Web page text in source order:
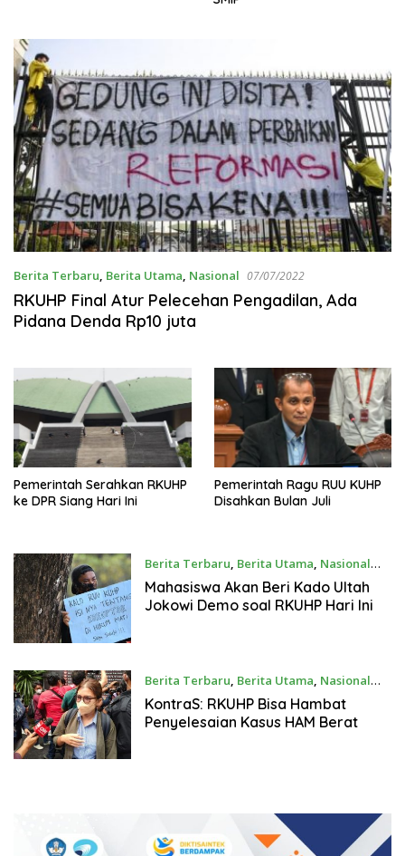
Berita Terbaru, Berita Utama, Nasional 07/07/2022
RKUHP Final Atur Pelecehan Pengadilan, Ada
Pidana Denda Rp10 juta
Pemerintah Serahkan RKUHP
ke DPR Siang Hari Ini
Pemerintah Ragu RUU KUHP
Disahkan Bulan Juli
Berita Terbaru, Berita Utama, Nasional
21/06/2022
Mahasiswa Akan Beri Kado Ultah
Jokowi Demo soal RKUHP Hari Ini
Berita Terbaru, Berita Utama, Nasional
17/06/2022
KontraS: RKUHP Bisa Hambat
Penyelesaian Kasus HAM Berat